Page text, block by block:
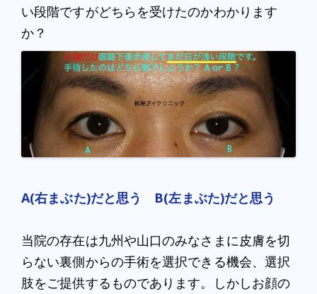
い段階ですがどちらを受けたのかわかります
か？
A(右まぶた)だと思う B(左まぶた)だと思う
当院の存在は九州や山口のみなさまに皮膚を切
らない裏側からの手術を選択できる機会、選択
肢をご提供するものであります。しかしお顔の